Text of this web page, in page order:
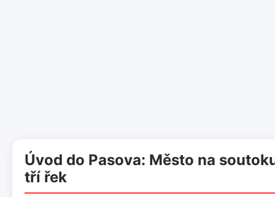
Úvod do Pasova: Město na
tří řek